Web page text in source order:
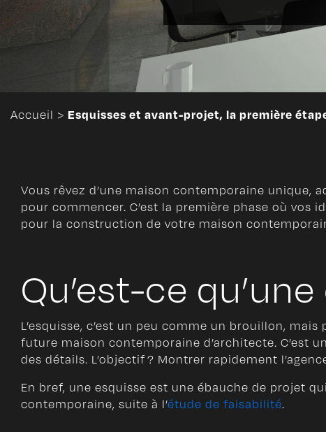
Accueil > Esquisses et avant-projet, la première
Vous rêvez d’une maison contemporaine unique,
pour commencer. C’est la première phase où vos
pour la construction de votre maison
Qu’est-ce
L’esquisse, c’est un peu comme un brouillon,
future maison contemporaine d’architecte. C’est
des détails. L’objectif ? Montrer rapidement
En bref, une esquisse est une ébauche de projet
contemporaine, suite à l’étude de faisabilité.